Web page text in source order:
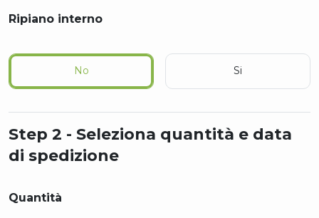
Ripiano interno
No Si
Step 2 - Seleziona quantità e data
di spedizione
Quantità